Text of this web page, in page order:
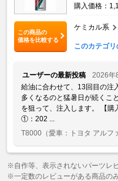
この商品の
価格を比較する
購入価格：
ケミカル系
このカテゴ
ユーザーの最新投稿
2026年
給油に合わせて、13回目の注
多くなるのと猛暑日が続くこ
を狙って、注入します。 【
①：202 ...
T8000 （愛車：トヨタ アルフ
※自作等、表示されないパーツレ
※一定数のレビューがある商品の